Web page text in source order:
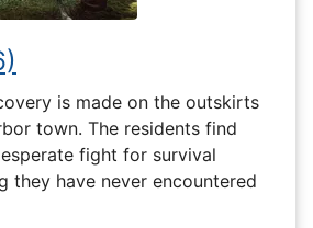
is made on the outskirts
town. The residents find
fight for survival
they have never encountered